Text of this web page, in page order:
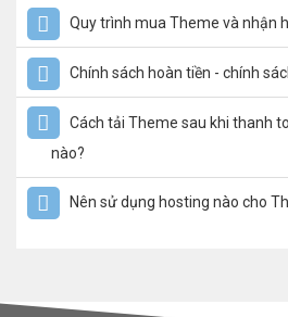
Quy trình mua Theme và nhận
Chính sách hoàn tiền - chính
Cách tải Theme sau khi thanh
nào?
Nên sử dụng hosting nào cho